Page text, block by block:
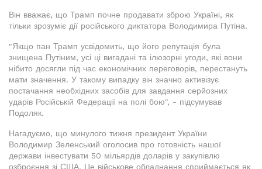
Він вважає, що Трамп почне продавати зброю Україні, як
тільки зрозуміє дії російського диктатора Володимира Путіна.
"Якщо пан Трамп усвідомить, що його репутація була
знищена Путіним, усі ці вигадані та ілюзорні угоди, які вони
нібито досягли під час економічних переговорів, перестануть
мати значення. У такому випадку він значно активізує
постачання необхідних засобів для завдання серйозних
ударів Російській Федерації на полі бою", - підсумував
Подоляк.
Нагадуємо, що минулого тижня президент України
Володимир Зеленський оголосив про готовність нашої
держави інвестувати 50 мільярдів доларів у закупівлю
озброєння зі США. Це військове обладнання сприймається як